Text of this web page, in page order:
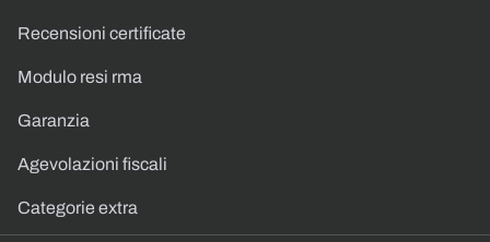
Recensioni certificate
Modulo resi rma
Garanzia
Agevolazioni fiscali
Categorie extra